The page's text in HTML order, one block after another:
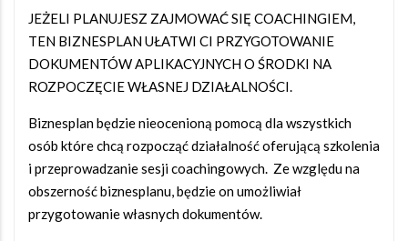
JEŻELI PLANUJESZ ZAJMOWAĆ SIĘ COACHINGIEM,
TEN BIZNESPLAN UŁATWI CI PRZYGOTOWANIE
DOKUMENTÓW APLIKACYJNYCH O ŚRODKI NA
ROZPOCZĘCIE WŁASNEJ DZIAŁALNOŚCI.
Biznesplan będzie nieocenioną pomocą dla wszystkich
osób które chcą rozpocząć działalność oferującą szkolenia
i przeprowadzanie sesji coachingowych. Ze względu na
obszerność biznesplanu, będzie on umożliwiał
przygotowanie własnych dokumentów.